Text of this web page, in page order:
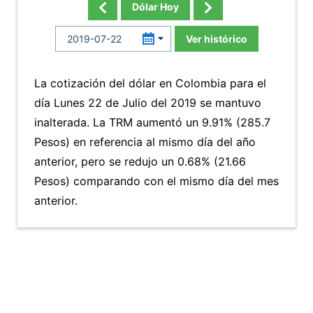
Dólar Hoy
Ver histórico
La cotización del dólar en Colombia para el
día Lunes 22 de Julio del 2019 se mantuvo
inalterada. La TRM aumentó un 9.91% (285.7
Pesos) en referencia al mismo día del año
anterior, pero se redujo un 0.68% (21.66
Pesos) comparando con el mismo día del mes
anterior.